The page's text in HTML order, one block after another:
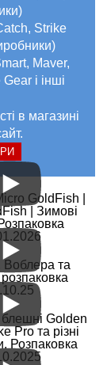
Strike
Maver,
і інші
в магазині
GoldFish |
| Зимові
Воблера та
Golden
Pro та різні
Розпаковка